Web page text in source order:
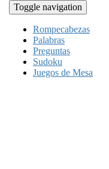
Toggle navigation
Rompecabezas
Palabras
Preguntas
Sudoku
Juegos de Mesa